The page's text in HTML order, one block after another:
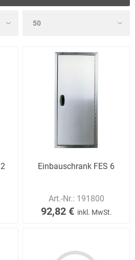
Einbauschrank FES 6
Art.-Nr.: 191800
92,82 € inkl. MwSt.